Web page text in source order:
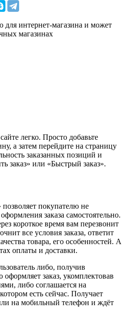
для интернет-магазина и может
магазинах
легко. Просто добавьте
а затем перейдите на страницу
заказанных позиций и
заказ» или «Быстрый заказ».
покупателю не
заказа самостоятельно.
короткое время вам перезвонит
все условия заказа, ответит
товара, его особенностей. А
оплаты и доставки.
либо, получив
оформляет заказ, укомплектовав
либо соглашается на
есть сейчас. Получает
на мобильный телефон и ждёт